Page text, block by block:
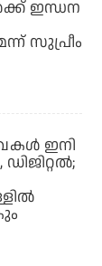
ഇന്ധന
സുപ്രീം
ഇനി